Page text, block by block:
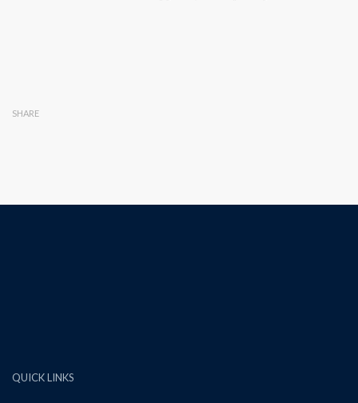
SHARE
QUICK LINKS